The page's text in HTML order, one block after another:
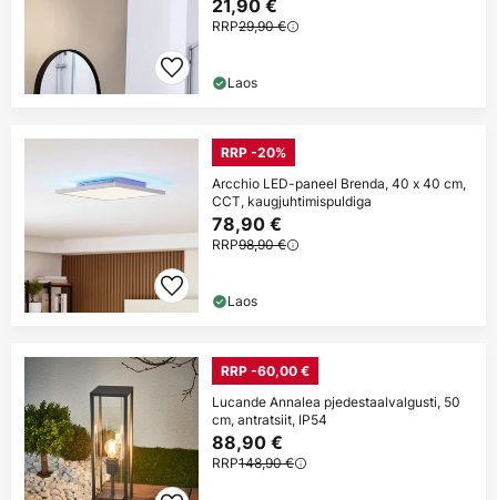
21,90 €
RRP29,90 €
Laos
RRP -20%
Arcchio LED-paneel Brenda, 40 x 40 cm,
CCT, kaugjuhtimispuldiga
78,90 €
RRP98,90 €
Laos
RRP -60,00 €
Lucande Annalea pjedestaalvalgusti, 50
cm, antratsiit, IP54
88,90 €
RRP148,90 €